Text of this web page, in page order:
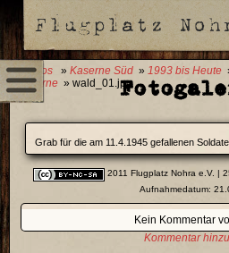
0 Fotos » Kaserne Süd » 1993 bis Heute
Kaserne » wald_01.jpg
Grab für die am 11.4.1945 gefallenen
2011 Flugplatz Nohra e.V. |
Aufnahmedatum:
Kein Kommentar
Kommentar